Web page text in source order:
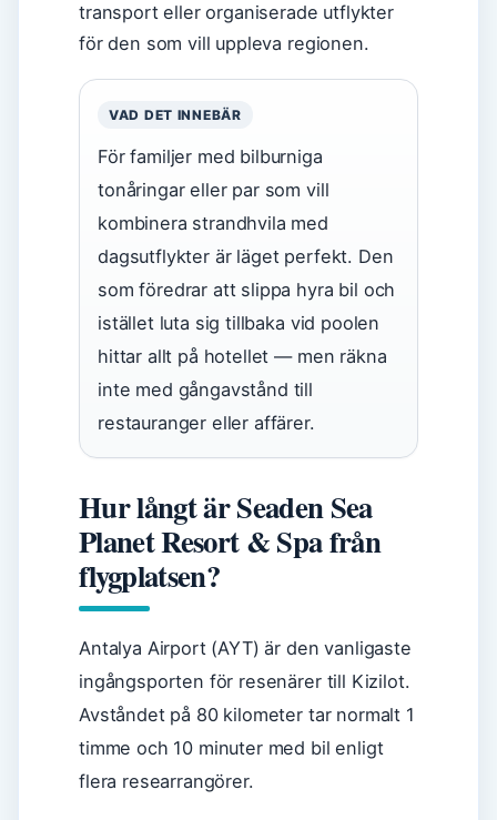
transport eller organiserade utflykter
för den som vill uppleva regionen.
VAD DET INNEBÄR
För familjer med bilburniga
tonåringar eller par som vill
kombinera strandhvila med
dagsutflykter är läget perfekt. Den
som föredrar att slippa hyra bil och
istället luta sig tillbaka vid poolen
hittar allt på hotellet — men räkna
inte med gångavstånd till
restauranger eller affärer.
Hur långt är Seaden Sea
Planet Resort & Spa från
flygplatsen?
Antalya Airport (AYT) är den vanligaste
ingångsporten för resenärer till Kizilot.
Avståndet på 80 kilometer tar normalt 1
timme och 10 minuter med bil enligt
flera researrangörer.